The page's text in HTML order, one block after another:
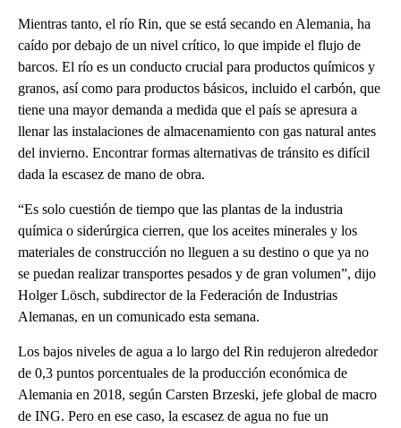
Mientras tanto, el río Rin, que se está secando en Alemania, ha
caído por debajo de un nivel crítico, lo que impide el flujo de
barcos. El río es un conducto crucial para productos químicos y
granos, así como para productos básicos, incluido el carbón, que
tiene una mayor demanda a medida que el país se apresura a
llenar las instalaciones de almacenamiento con gas natural antes
del invierno. Encontrar formas alternativas de tránsito es difícil
dada la escasez de mano de obra.
“Es solo cuestión de tiempo que las plantas de la industria
química o siderúrgica cierren, que los aceites minerales y los
materiales de construcción no lleguen a su destino o que ya no
se puedan realizar transportes pesados y de gran volumen”, dijo
Holger Lösch, subdirector de la Federación de Industrias
Alemanas, en un comunicado esta semana.
Los bajos niveles de agua a lo largo del Rin redujeron alrededor
de 0,3 puntos porcentuales de la producción económica de
Alemania en 2018, según Carsten Brzeski, jefe global de macro
de ING. Pero en ese caso, la escasez de agua no fue un